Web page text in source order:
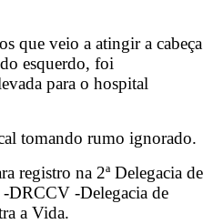
que veio a atingir a cabeça
esquerdo, foi
para o hospital
tomando rumo ignorado.
registro na 2ª Delegacia de
DRCCV -Delegacia de
a Vida.